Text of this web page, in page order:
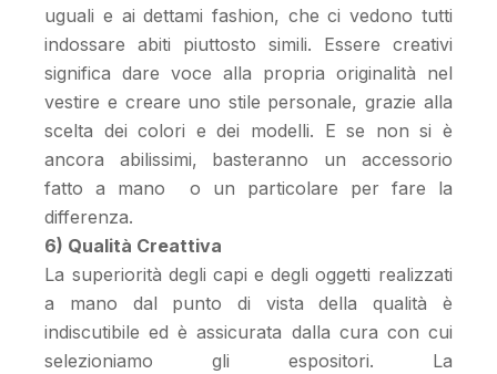
uguali e ai dettami fashion, che ci vedono tutti
indossare abiti piuttosto simili. Essere creativi
significa dare voce alla propria originalità nel
vestire e creare uno stile personale, grazie alla
scelta dei colori e dei modelli. E se non si è
ancora abilissimi, basteranno un accessorio
fatto a mano o un particolare per fare la
differenza.
6) Qualità Creattiva
La superiorità degli capi e degli oggetti realizzati
a mano dal punto di vista della qualità è
indiscutibile ed è assicurata dalla cura con cui
selezioniamo gli espositori. La